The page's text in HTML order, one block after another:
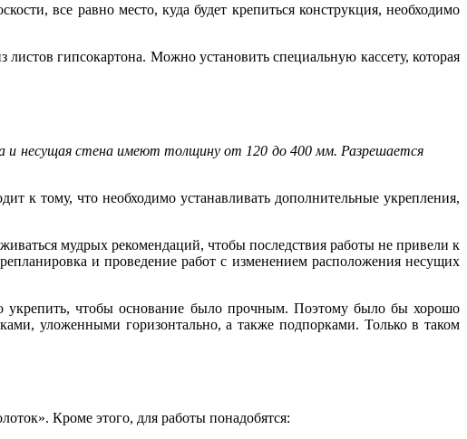
все равно место, куда будет крепиться конструкция, необходимо
гипсокартона. Можно установить специальную кассету, которая
несущая стена имеют толщину от 120 до 400 мм. Разрешается
к тому, что необходимо устанавливать дополнительные укрепления,
мудрых рекомендаций, чтобы последствия работы не привели к
и проведение работ с изменением расположения несущих
укрепить, чтобы основание было прочным. Поэтому было бы хорошо
уложенными горизонтально, а также подпорками. Только в таком
Кроме этого, для работы понадобятся: